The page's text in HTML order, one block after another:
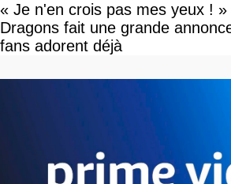
« Je n'en crois pas mes yeux ! »
Dragons fait une grande
fans adorent déjà